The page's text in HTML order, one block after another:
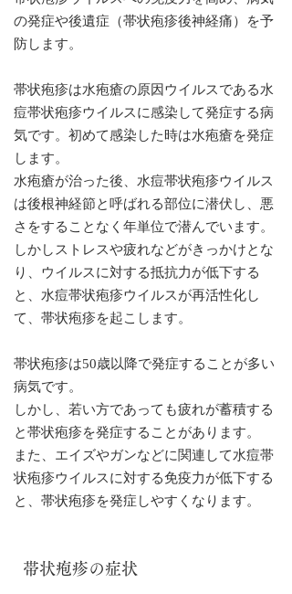
の発症や後遺症（帯状疱疹後神経痛）を予
防します。
帯状疱疹は水疱瘡の原因ウイルスである水
痘帯状疱疹ウイルスに感染して発症する病
気です。初めて感染した時は水疱瘡を発症
します。
水疱瘡が治った後、水痘帯状疱疹ウイルス
は後根神経節と呼ばれる部位に潜伏し、悪
さをすることなく年単位で潜んでいます。
しかしストレスや疲れなどがきっかけとな
り、ウイルスに対する抵抗力が低下する
と、水痘帯状疱疹ウイルスが再活性化し
て、帯状疱疹を起こします。
帯状疱疹は50歳以降で発症することが多い
病気です。
しかし、若い方であっても疲れが蓄積する
と帯状疱疹を発症することがあります。
また、エイズやガンなどに関連して水痘帯
状疱疹ウイルスに対する免疫力が低下する
と、帯状疱疹を発症しやすくなります。
帯状疱疹の症状